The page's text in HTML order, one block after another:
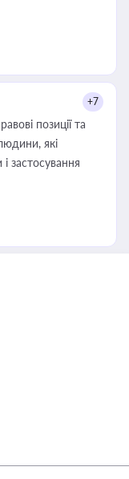
+7
позиції та
які
застосування